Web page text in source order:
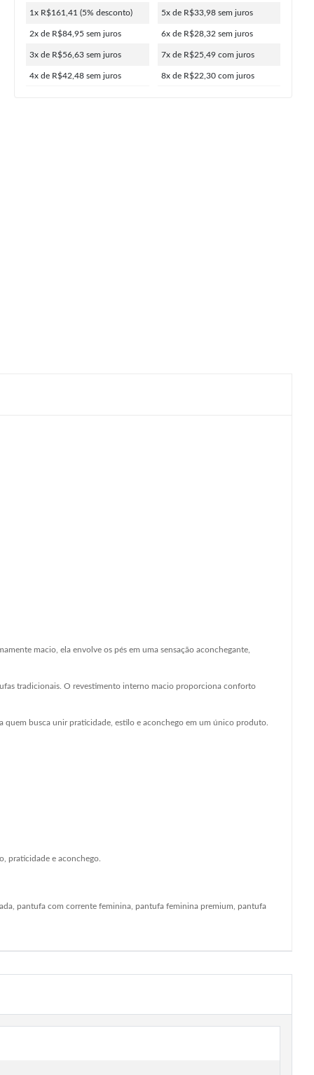
R$169,90
22,30
R$161,41
5% de desconto no PIX
1x R$161,41 (5% desconto)
2x de R$84,95 sem juros
3x de R$56,63 sem juros
4x de R$42,48 sem juros
5x de R$33,98 sem juros
6x de R$28,32 sem juros
7x de R$25,49 com juros
8x de R$22,30 com juros
macio, ela envolve os pés em uma sensação aconchegante,
tradicionais. O revestimento interno macio proporciona conforto
busca unir praticidade, estilo e aconchego em um único produto.
praticidade e aconchego.
pantufa com corrente feminina, pantufa feminina premium, pantufa